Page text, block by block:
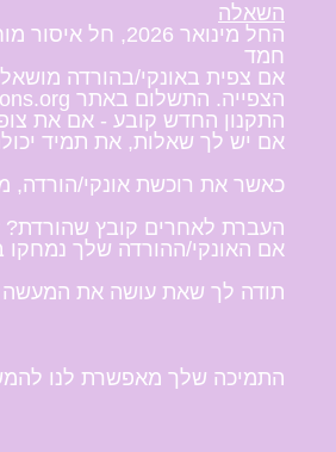
השאלה
החל מינואר 2026, חל איסור מוחלט על השאלה של אונקי/הורדה של כל תוכן של ריגל הפקות/ציר
חמד
אם צפית באונקי/בהורדה
הצפייה. התשלום באתר regalproductions.org
התקנון החדש קובע - אם את
אם יש לך שאלות, את תמיד
כאשר את רוכשת אונקי/הורדה,
העברת לאחרים קובץ שהורדת?
אם האונקי/ההורדה שלך נמחקו
תודה לך שאת עושה את המעשה
התמיכה שלך מאפשרת לנו